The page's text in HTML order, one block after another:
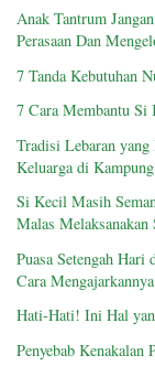
Anak Tantrum
Perasaan Dan
7 Tanda Kebutuhan
7 Cara Membantu
Tradisi Lebaran
Keluarga di
Si Kecil Masih
Malas Melaksanakan
Puasa Setengah
Cara Mengajarkannya
Hati-Hati! Ini Hal
Penyebab